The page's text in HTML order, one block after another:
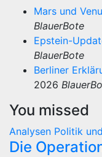
Mars und
BlauerBote
Epstein-
BlauerBote
Berliner
2026
You missed
Analysen Politik
Die